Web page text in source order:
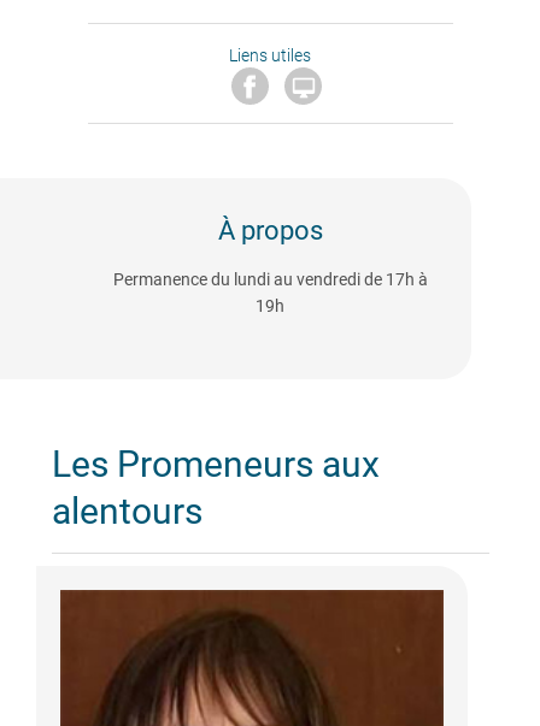
Liens utiles

À propos
Permanence du lundi au vendredi de 17h à
19h
Les Promeneurs aux
alentours